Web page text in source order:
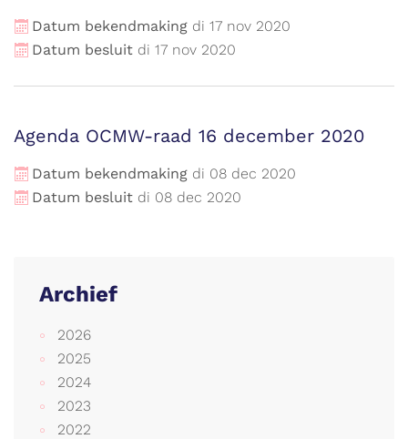
Datum bekendmaking di 17 nov 2020
Datum besluit di 17 nov 2020
Agenda OCMW-raad 16 december 2020
Datum bekendmaking di 08 dec 2020
Datum besluit di 08 dec 2020
Archief
2026
2025
2024
2023
2022